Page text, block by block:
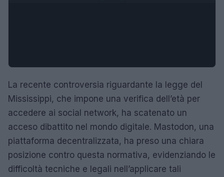
La recente controversia riguardante la legge del
Mississippi, che impone una verifica dell’età per
accedere ai social network, ha scatenato un
acceso dibattito nel mondo digitale. Mastodon, una
piattaforma decentralizzata, ha preso una chiara
posizione contro questa normativa, evidenziando le
difficoltà tecniche e legali nell’applicare tali